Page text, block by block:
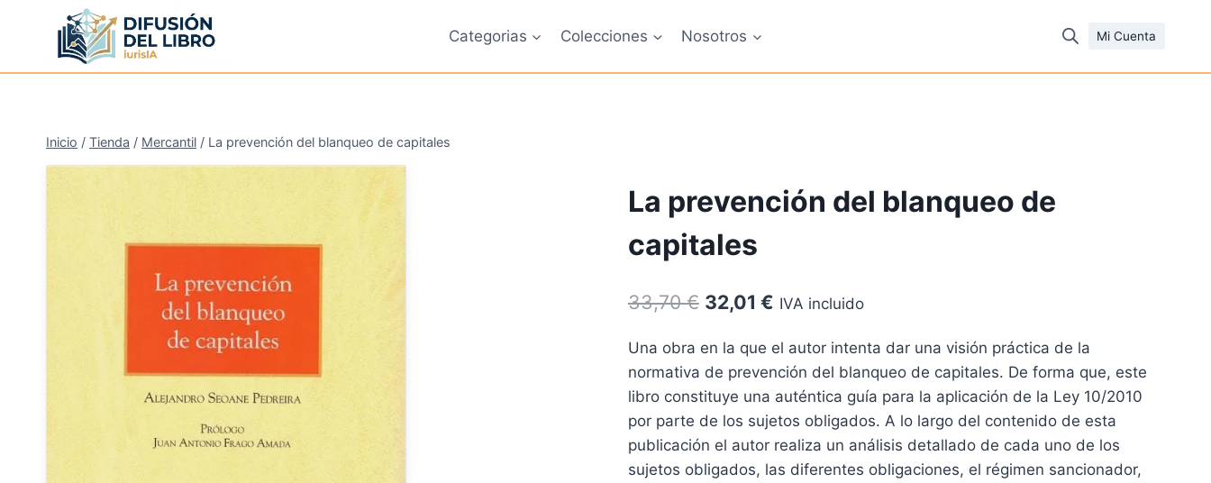
contenido
Categorias Colecciones Nosotros Mi Cuenta
Inicio / Tienda / Mercantil / La prevención del blanqueo de capitales
La prevención del blanqueo de
capitales
33,70€ El
original
era:
33,70 €.
32,01 €El
actual
es:
32,01 €.
IVA incluido
Una obra en la que el autor intenta dar una visión práctica de la
normativa de prevención del blanqueo de capitales. De forma que, este
libro constituye una auténtica guía para la aplicación de la Ley 10/2010
por parte de los sujetos obligados. A lo largo del contenido de esta
publicación el autor realiza un análisis detallado de cada uno de los
sujetos obligados, las diferentes obligaciones, el régimen sancionador,